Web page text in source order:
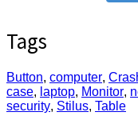
Tags
Button, computer,
case, laptop, Monitor,
security, Stilus, Table